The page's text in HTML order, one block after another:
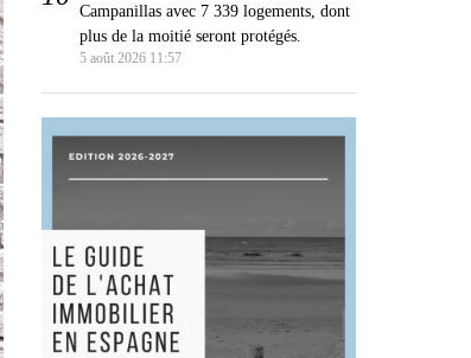
Campanillas avec 7 339 logements, dont
plus de la moitié seront protégés.
5 août 2026 11:57